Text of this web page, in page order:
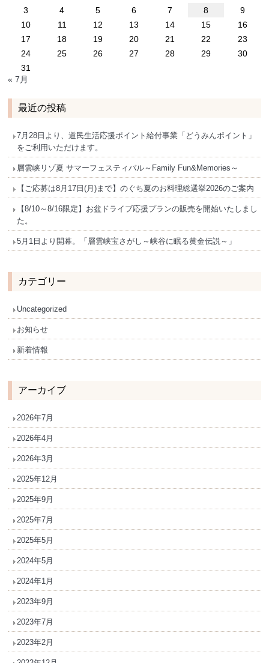
3
4 5 6 7 8
9
10
11 12 13 14 15
16
17
18 19 20 21 22
23
24
25 26 27 28 29
30
31
« 7月
最近の投稿
7月28日より、道民生活応援ポイント給付事業「どうみんポイント」
をご利用いただけます。
層雲峡リゾ夏 サマーフェスティバル～Family Fun&Memories～
【ご応募は8月17日(月)まで】のぐち夏のお料理総選挙2026のご案内
【8/10～8/16限定】お盆ドライブ応援プランの販売を開始いたしまし
た。
5月1日より開幕。「層雲峡宝さがし～峡谷に眠る黄金伝説～」
カテゴリー
Uncategorized
お知らせ
新着情報
アーカイブ
2026年7月
2026年4月
2026年3月
2025年12月
2025年9月
2025年7月
2025年5月
2024年5月
2024年1月
2023年9月
2023年7月
2023年2月